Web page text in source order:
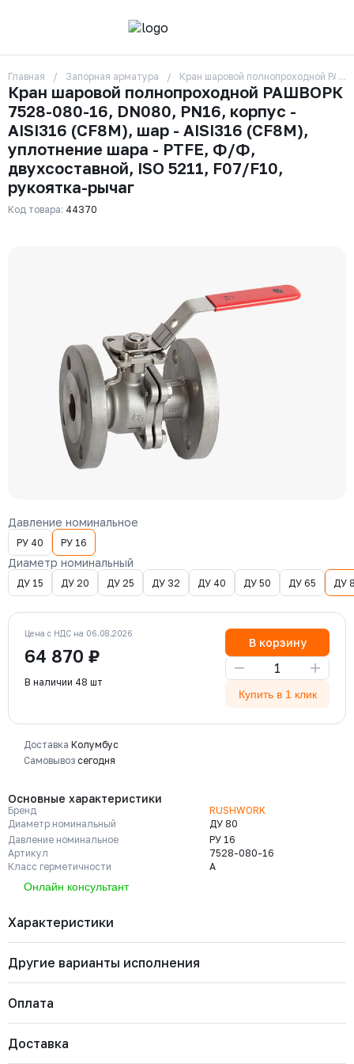
О компании
Контакты
Бренды
Отзывы
Сотрудники
Вакансии
Доставка
Оплата
Вопрос-ответ
zakaz325@ks-rus.com
Email для связи
Одинцово, Внуковская 9, пав. 31
Пункт выдачи заказов
Главная Запорная арматура Кран шаровой полнопроходной
Кран шаровой полнопроходной РАШВОРК
7528-080-16, DN080, PN16, корпус -
AISI316 (CF8М), шар - AISI316 (CF8М),
уплотнение шара - PTFE, Ф/Ф,
двухсоставной, ISO 5211, F07/F10,
рукоятка-рычаг
Код товара: 44370
Давление номинальное
РУ 40 РУ 16
Диаметр номинальный
ДУ 15 ДУ 20 ДУ 25 ДУ 32 ДУ 40 ДУ 50 ДУ 65 ДУ
Основные характеристики
Бренд
RUSHWORK
Диаметр номинальный
ДУ 80
Давление номинальное
РУ 16
Артикул
7528-080-16
Класс герметичности
A
Онлайн консультант
Цена с НДС на 06.08.2026
64 870 ₽
В наличии 48 шт
В корзину
− +
Купить в 1 клик
Доставка Колумбус
Самовывоз сегодня
Характеристики
Бренд
Диаметр номинальный
ДУ 80
Артикул
Марка материала уплотнения
запирающего элемента
Другие варианты исполнения
Давление номинальное
Оплата
Важно: Отгрузка товара производится после 100%
Доставка